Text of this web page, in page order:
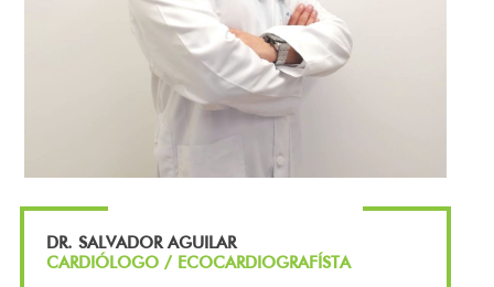
DR. SALVADOR AGUILAR
CARDIÓLOGO / ECOCARDIOGRAFÍSTA